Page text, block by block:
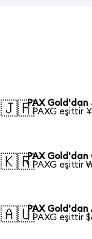
🇯🇵PAX Gold'dan
1 PAXG eşittir
🇰🇷PAX Gold'dan
1 PAXG eşittir
🇦🇺PAX Gold'dan
1 PAXG eşittir